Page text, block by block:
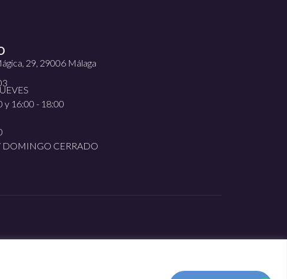
29, 29006 Málaga
y 16:00 - 18:00
DOMINGO CERRADO